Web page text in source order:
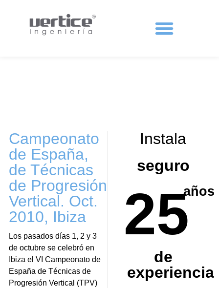
Campeonato
de España,
de Técnicas
de Progresión
Vertical. Oct.
2010, Ibiza
Los pasados días 1, 2 y 3
de octubre se celebró en
Ibiza el VI Campeonato de
España de Técnicas de
Progresión Vertical (TPV)
Instala
seguro
25años
de
experiencia